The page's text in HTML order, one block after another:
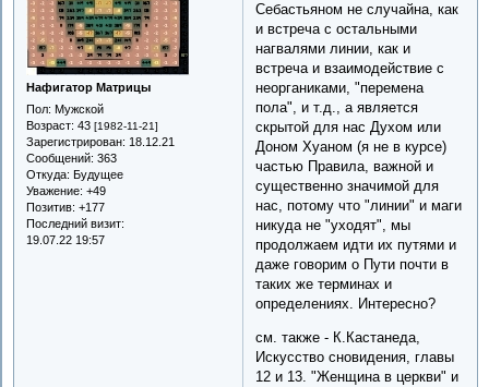
Нафигатор Матрицы
Пол: Мужской
Возраст: 43 [1982-11-21]
Зарегистрирован: 18.12.21
Сообщений: 363
Откуда: Будущее
Уважение: +49
Позитив: +177
Последний визит:
19.07.22 19:57
Себастьяном не случайна, как
и встреча с остальными
нагвалями линии, как и
встреча и взаимодействие с
неорганиками, "перемена
пола", и т.д., а является
скрытой для нас Духом или
Доном Хуаном (я не в курсе)
частью Правила, важной и
существенно значимой для
нас, потому что "линии" и маги
никуда не "уходят", мы
продолжаем идти их путями и
даже говорим о Пути почти в
таких же терминах и
определениях. Интересно?
см. также - К.Кастанеда,
Искусство сновидения, главы
12 и 13. "Женщина в церкви" и